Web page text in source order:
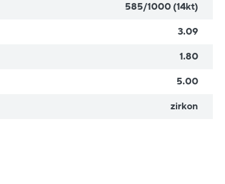
585/1000 (14kt)
3.09
1.80
5.00
zirkon